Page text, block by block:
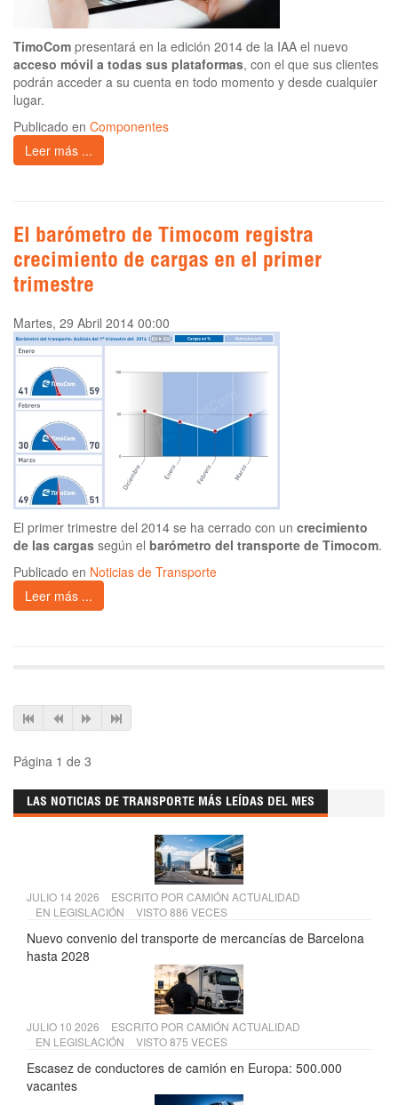
TimoCom presentará en la edición 2014 de la IAA el nuevo
acceso móvil a todas sus plataformas, con el que sus clientes
podrán acceder a su cuenta en todo momento y desde cualquier
lugar.
Publicado en Componentes
Leer más ...
El barómetro de Timocom registra
crecimiento de cargas en el primer
trimestre
Martes, 29 Abril 2014 00:00
El primer trimestre del 2014 se ha cerrado con un crecimiento
de las cargas según el barómetro del transporte de Timocom.
Publicado en Noticias de Transporte
Leer más ...
Página 1 de 3
LAS NOTICIAS DE TRANSPORTE MÁS LEÍDAS DEL MES
JULIO 14 2026 ESCRITO POR CAMIÓN ACTUALIDAD
EN LEGISLACIÓN VISTO 886 VECES
Nuevo convenio del transporte de mercancías de Barcelona
hasta 2028
JULIO 10 2026 ESCRITO POR CAMIÓN ACTUALIDAD
EN LEGISLACIÓN VISTO 875 VECES
Escasez de conductores de camión en Europa: 500.000
vacantes